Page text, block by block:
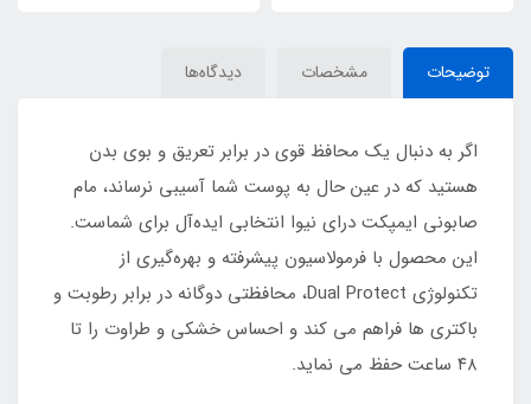
توضیحات مشخصات دیدگاه‌ها
اگر به‌ دنبال یک محافظ قوی در برابر تعریق و بوی بدن
هستید که در عین حال به پوست شما آسیبی نرساند، مام
صابونی ایمپکت درای نیوا انتخابی ایده‌آل برای شماست.
این محصول با فرمولاسیون پیشرفته و بهره‌گیری از
تکنولوژی Dual Protect، محافظتی دوگانه در برابر رطوبت و
باکتری‌ ها فراهم می‌ کند و احساس خشکی و طراوت را تا
۴۸ ساعت حفظ می‌ نماید.